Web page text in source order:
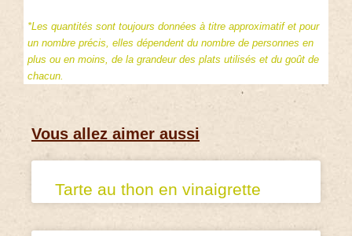
*Les quantités sont toujours données à titre approximatif et pour
un nombre précis, elles dépendent du nombre de personnes en
plus ou en moins, de la grandeur des plats utilisés et du goût de
chacun.
Vous allez aimer aussi
Tarte au thon en vinaigrette